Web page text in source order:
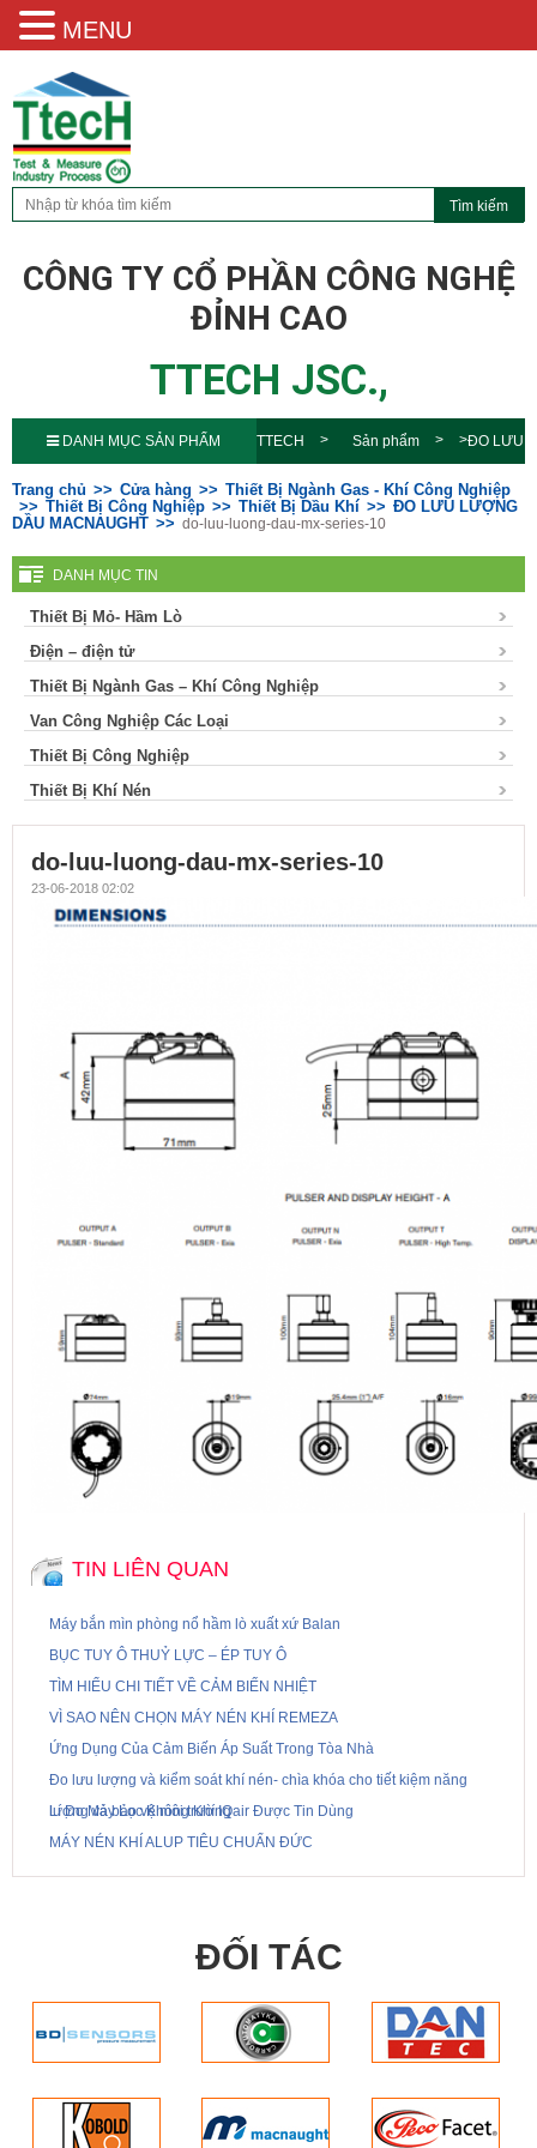
CÔNG TY CỔ PHẦN CÔNG NGHỆ
ĐỈNH CAO
TTECH JSC.,
DANH MỤC SẢN PHẨM TTECH Sản phẩm ĐO LƯU
LƯỢNG DẦU MACNAUGHT do-
luu-luong-dau-mx-series-10
Trang chủ Cửa hàng
Thiết Bị Ngành Gas - Khí Công Nghiệp
Thiết Bị Công Nghiệp
Thiết Bị Dầu Khí
ĐO LƯU LƯỢNG
DẦU MACNAUGHT
do-luu-luong-dau-mx-series-10
DANH MỤC TIN
Thiết Bị Mỏ- Hầm Lò
Điện – điện tử
Thiết Bị Ngành Gas – Khí Công Nghiệp
Van Công Nghiệp Các Loại
Thiết Bị Công Nghiệp
Thiết Bị Khí Nén
do-luu-luong-dau-mx-series-10
23-06-2018 02:02
TIN LIÊN QUAN
Máy bắn mìn phòng nổ hầm lò xuất xứ Balan
BỤC TUY Ô THUỶ LỰC – ÉP TUY Ô
TÌM HIỂU CHI TIẾT VỀ CẢM BIẾN NHIỆT
VÌ SAO NÊN CHỌN MÁY NÉN KHÍ REMEZA
Ứng Dụng Của Cảm Biến Áp Suất Trong Tòa Nhà
Đo lưu lượng và kiểm soát khí nén- chìa khóa cho tiết kiệm năng
lượng và bảo vệ môi trường
Lí Do Máy Lọc Không Khí IQair Được Tin Dùng
MÁY NÉN KHÍ ALUP TIÊU CHUẨN ĐỨC
ĐỐI TÁC
MENU